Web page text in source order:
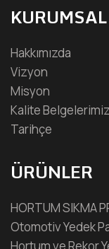
KURUMSAL
Hakkımızda
Vizyon
Misyon
Kalite Belgelerimiz
Tarihçe
ÜRÜNLER
HORTUM SIKMA
Otomotiv Yedek